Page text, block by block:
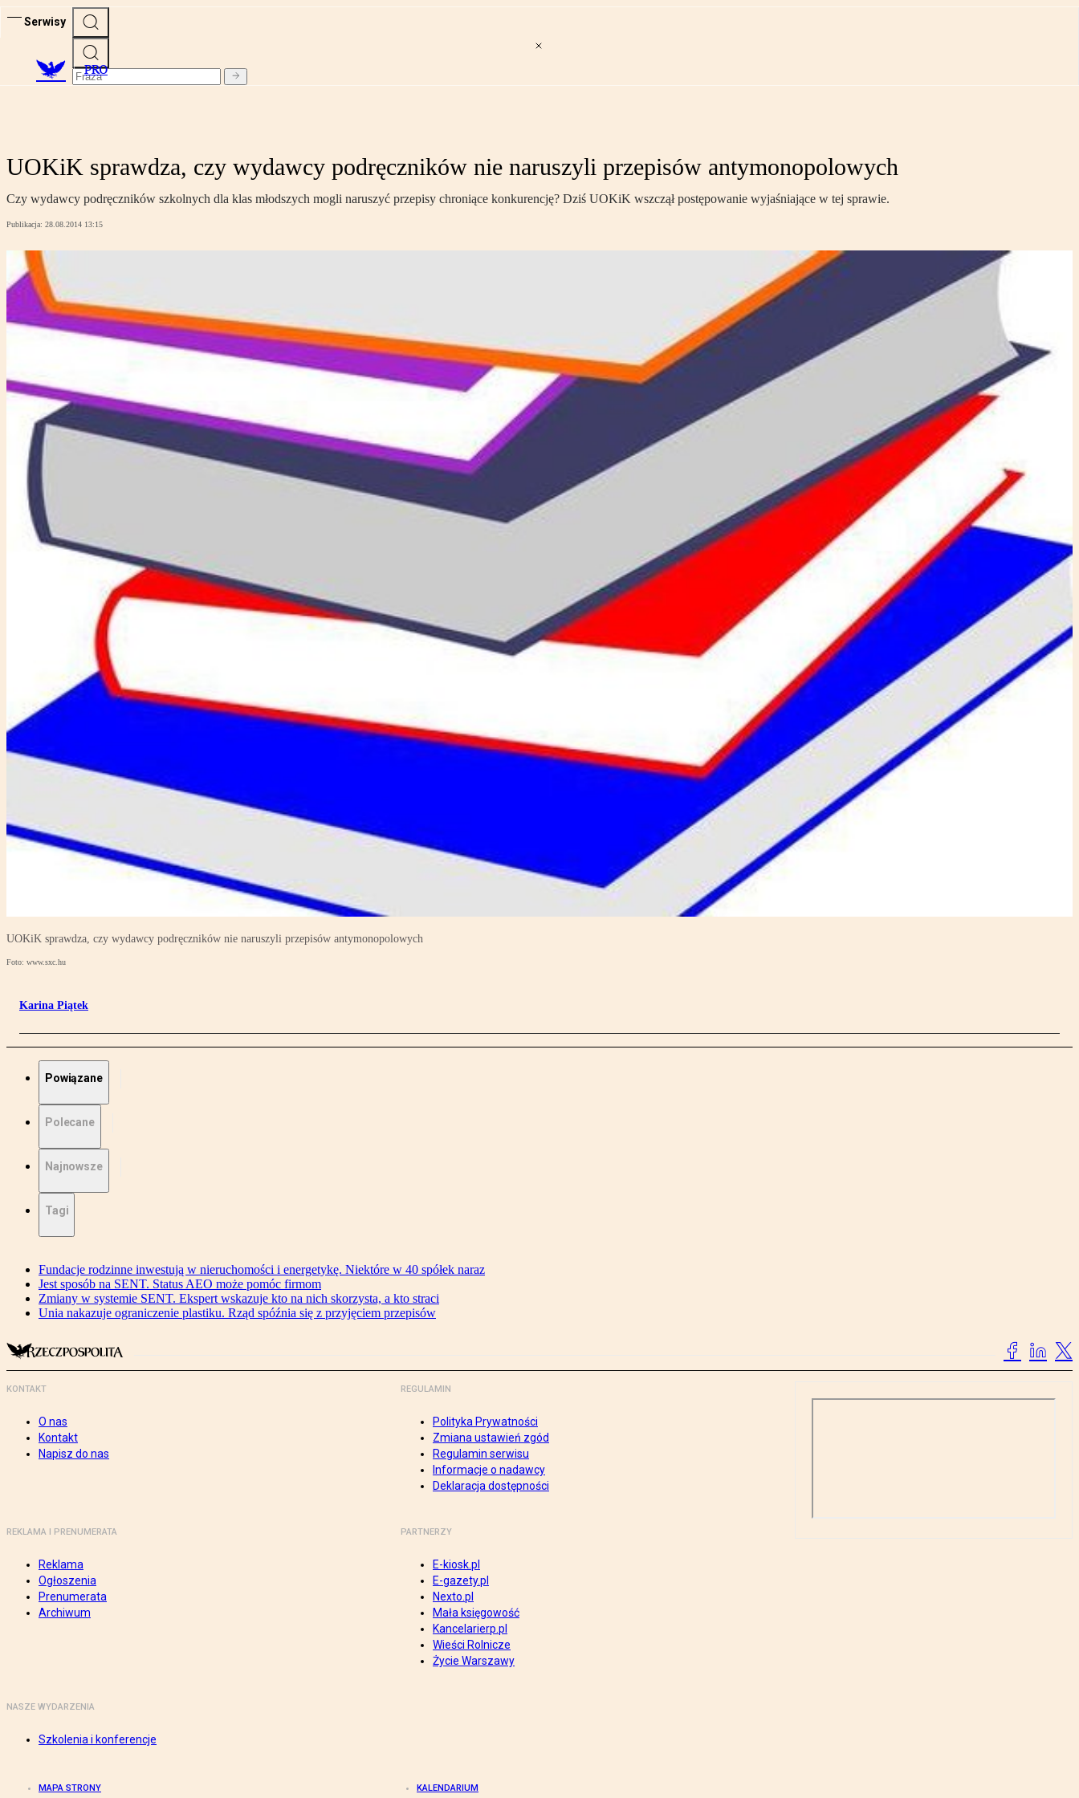
Serwisy
PRO
UOKiK sprawdza, czy wydawcy podręczników nie naruszyli przepisów antymonopolowych
Czy wydawcy podręczników szkolnych dla klas młodszych mogli naruszyć przepisy chroniące konkurencję? Dziś UOKiK wszczął postępowanie wyjaśniające w tej sprawie.
Publikacja: 28.08.2014 13:15
UOKiK sprawdza, czy wydawcy podręczników nie naruszyli przepisów antymonopolowych
Foto: www.sxc.hu
Karina Piątek
Powiązane
Polecane
Najnowsze
Tagi
Fundacje rodzinne inwestują w nieruchomości i energetykę. Niektóre w 40 spółek naraz
Jest sposób na SENT. Status AEO może pomóc firmom
Zmiany w systemie SENT. Ekspert wskazuje kto na nich skorzysta, a kto straci
Unia nakazuje ograniczenie plastiku. Rząd spóźnia się z przyjęciem przepisów
KONTAKT
O nas
Kontakt
Napisz do nas
REGULAMIN
Polityka Prywatności
Zmiana ustawień zgód
Regulamin serwisu
Informacje o nadawcy
Deklaracja dostępności
REKLAMA I PRENUMERATA
Reklama
Ogłoszenia
Prenumerata
Archiwum
PARTNERZY
E-kiosk.pl
E-gazety.pl
Nexto.pl
Mała księgowość
Kancelarierp.pl
Wieści Rolnicze
Życie Warszawy
NASZE WYDARZENIA
Szkolenia i konferencje
MAPA STRONY KALENDARIUM